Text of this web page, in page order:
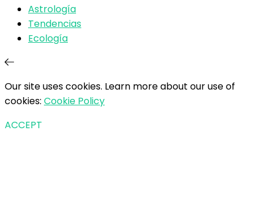
Astrología
Tendencias
Ecología
Our site uses cookies. Learn more about our use of
cookies: Cookie Policy
ACCEPT